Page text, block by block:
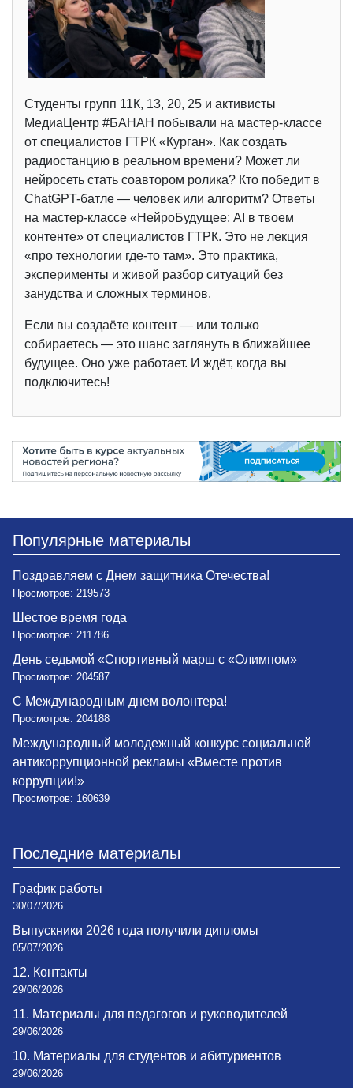
Студенты групп 11К, 13, 20, 25 и активисты
МедиаЦентр #БАНАН побывали на мастер-классе
от специалистов ГТРК «Курган». Как создать
радиостанцию в реальном времени? Может ли
нейросеть стать соавтором ролика? Кто победит в
ChatGPT-батле — человек или алгоритм? Ответы
на мастер-классе «НейроБудущее: AI в твоем
контенте» от специалистов ГТРК. Это не лекция
«про технологии где-то там». Это практика,
эксперименты и живой разбор ситуаций без
занудства и сложных терминов.
Если вы создаёте контент — или только
собираетесь — это шанс заглянуть в ближайшее
будущее. Оно уже работает. И ждёт, когда вы
подключитесь!
Популярные материалы
Поздравляем с Днем защитника Отечества!
Просмотров: 219573
Шестое время года
Просмотров: 211786
День седьмой «Спортивный марш с «Олимпом»
Просмотров: 204587
С Международным днем волонтера!
Просмотров: 204188
Международный молодежный конкурс социальной
антикоррупционной рекламы «Вместе против
коррупции!»
Просмотров: 160639
Последние материалы
График работы
30/07/2026
Выпускники 2026 года получили дипломы
05/07/2026
12. Контакты
29/06/2026
11. Материалы для педагогов и руководителей
29/06/2026
10. Материалы для студентов и абитуриентов
29/06/2026